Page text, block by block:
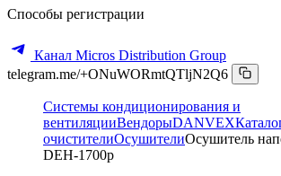
Способы регистрации
Канал Micros Distribution Group
telegram.me/+ONuWORmtQTljN2Q6
Системы кондиционирования и
вентиляцииВендорыDANVEX
очистителиОсушителиОсушитель
DEH-1700p